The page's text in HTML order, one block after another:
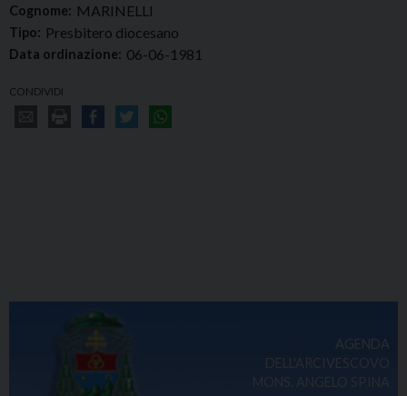
Cognome: MARINELLI
Tipo: Presbitero diocesano
Data ordinazione: 06-06-1981
CONDIVIDI
AGENDA
DELL'ARCIVESCOVO
MONS. ANGELO SPINA